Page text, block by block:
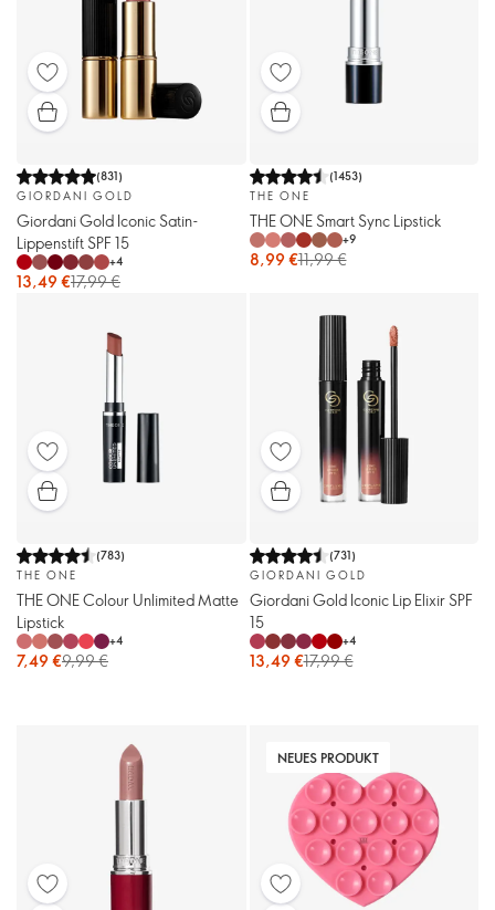
(831)
GIORDANI GOLD
Giordani Gold Iconic Satin-
Lippenstift SPF 15
+4
13,49 €17,99 €
(1453)
THE ONE
THE ONE Smart Sync Lipstick
+9
8,99 €11,99 €
(783)
THE ONE
THE ONE Colour Unlimited Matte
Lipstick
+4
7,49 €9,99 €
(731)
GIORDANI GOLD
Giordani Gold Iconic Lip Elixir SPF
15
+4
13,49 €17,99 €
NEUES PRODUKT